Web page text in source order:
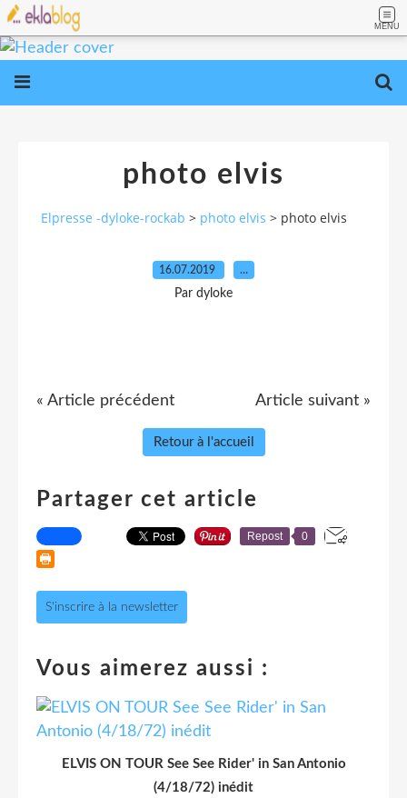
MENU
photo elvis
Elpresse -dyloke-rockab > photo elvis > photo elvis
16.07.2019 …
Par dyloke
« Article précédent Article suivant »
Retour à l'accueil
Partager cet article
Repost 0
S'inscrire à la newsletter
Vous aimerez aussi :
ELVIS ON TOUR See See Rider' in San Antonio
(4/18/72) inédit